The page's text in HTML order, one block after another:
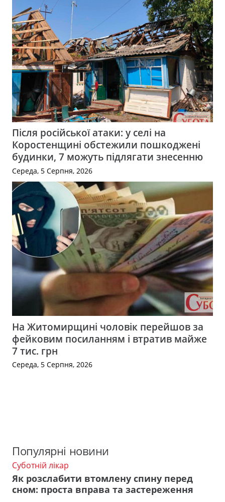
Після російської атаки: у селі на
Коростенщині обстежили пошкоджені
будинки, 7 можуть підлягати знесенню
Середа, 5 Серпня, 2026
На Житомирщині чоловік перейшов за
фейковим посиланням і втратив майже
7 тис. грн
Середа, 5 Серпня, 2026
Популярні новини
Суботній лікар
Як розслабити втомлену спину перед
сном: проста вправа та застереження